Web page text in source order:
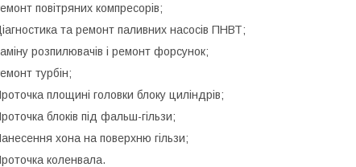
повітряних компресорів;
та ремонт паливних насосів ПНВТ;
розпилювачів і ремонт форсунок;
турбін;
площині головки блоку циліндрів;
блоків під фальш-гільзи;
хона на поверхню гільзи;
коленвала.